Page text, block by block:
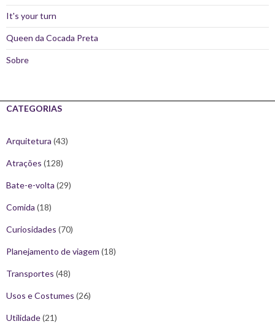
It's your turn
Queen da Cocada Preta
Sobre
CATEGORIAS
Arquitetura (43)
Atrações (128)
Bate-e-volta (29)
Comida (18)
Curiosidades (70)
Planejamento de viagem (18)
Transportes (48)
Usos e Costumes (26)
Utilidade(21)